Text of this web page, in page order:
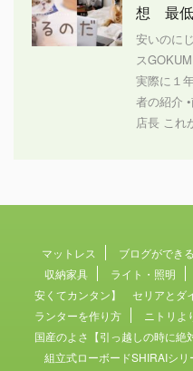
想 最低
安いのに
ス
実際に１
者の紹介
店長 これ
マットレス ブログができ
収納家具
ライト・照明
安くてカンタン】 セリアとダ
ランターを作り方
ニトリよ
国産のよさ【引っ越しの時に絶
組立式ローボードSHIRAIシ